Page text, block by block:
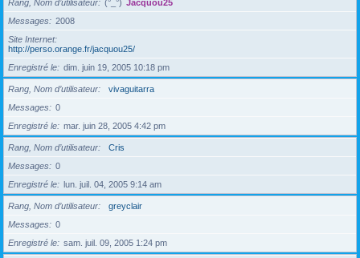
Rang, Nom d’utilisateur (°_°) Jacquou25
Messages
2008
Site Internet
http://perso.orange.fr/jacquou25/
Enregistré le
dim. juin 19, 2005 10:18 pm
Rang, Nom d’utilisateur
vivaguitarra
Messages
0
Enregistré le
mar. juin 28, 2005 4:42 pm
Rang, Nom d’utilisateur
Cris
Messages
0
Enregistré le
lun. juil. 04, 2005 9:14 am
Rang, Nom d’utilisateur
greyclair
Messages
0
Enregistré le
sam. juil. 09, 2005 1:24 pm